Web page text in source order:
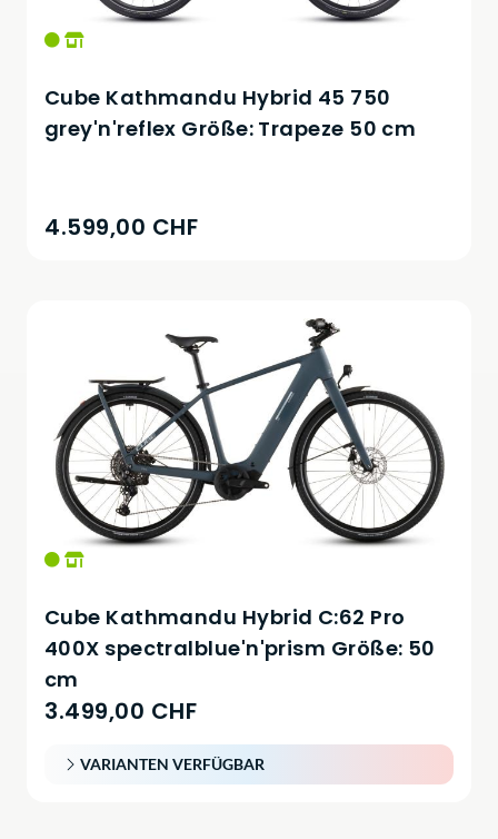
Cube Kathmandu Hybrid 45 750
grey'n'reflex Größe: Trapeze 50 cm
4.599,00 CHF
Cube Kathmandu Hybrid C:62 Pro
400X spectralblue'n'prism Größe: 50
cm
3.499,00 CHF
VARIANTEN VERFÜGBAR